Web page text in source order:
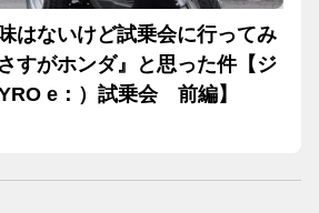
はないけど試乗会に行ってみ
すがホンダ』と思った件【ジ
e：）試乗会 前編】